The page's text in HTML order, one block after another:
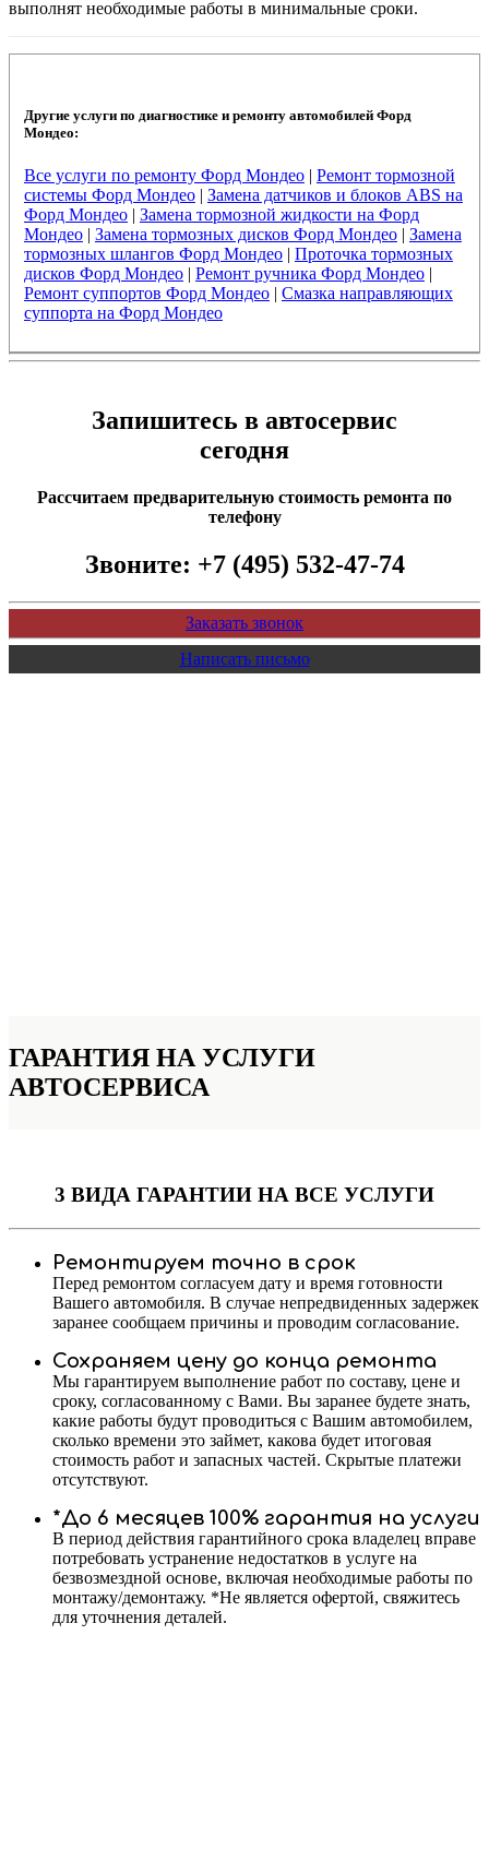
выполнят необходимые работы в минимальные сроки.
Другие услуги по диагностике и ремонту автомобилей Форд
Мондео:
Все услуги по ремонту Форд Мондео| Ремонт тормозной
системы Форд Мондео| Замена датчиков и блоков ABS на
Форд Мондео| Замена тормозной жидкости на Форд
Мондео| Замена тормозных дисков Форд Мондео| Замена
тормозных шлангов Форд Мондео| Проточка тормозных
дисков Форд Мондео| Ремонт ручника Форд Мондео|
Ремонт суппортов Форд Мондео| Смазка направляющих
суппорта на Форд Мондео
Запишитесь в автосервис
сегодня
Рассчитаем предварительную стоимость ремонта по
телефону
Звоните: +7 (495) 532-47-74
Заказать звонок
Написать письмо
ГАРАНТИЯ НА УСЛУГИ
АВТОСЕРВИСА
3 ВИДА ГАРАНТИИ НА ВСЕ УСЛУГИ
Ремонтируем точно в срок
Перед ремонтом согласуем дату и время готовности
Вашего автомобиля. В случае непредвиденных задержек
заранее сообщаем причины и проводим согласование.
Сохраняем цену до конца ремонта
Мы гарантируем выполнение работ по составу, цене и
сроку, согласованному с Вами. Вы заранее будете знать,
какие работы будут проводиться с Вашим автомобилем,
сколько времени это займет, какова будет итоговая
стоимость работ и запасных частей. Скрытые платежи
отсутствуют.
*До 6 месяцев 100% гарантия на услуги
В период действия гарантийного срока владелец вправе
потребовать устранение недостатков в услуге на
безвозмездной основе, включая необходимые работы по
монтажу/демонтажу. *Не является офертой, свяжитесь
для уточнения деталей.